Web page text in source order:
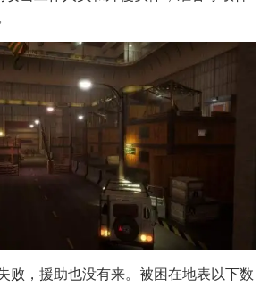
败，援助也没有来。被困在地表以下数